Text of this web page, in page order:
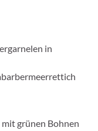
in
mit grünen Bohnen